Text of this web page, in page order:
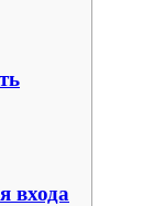
входа